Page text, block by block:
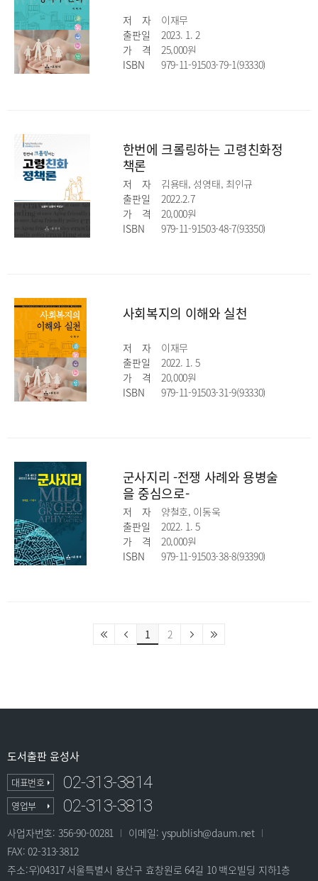
저 자
이재무
출판일
2023. 1. 2
가
격
25,000원
ISBN
979-11-91503-79-1(93330)
한번에 크롤링하는 고령친화정
책론
저 자
김용태, 성영태, 최인규
출판일
2022.2.7
가
격
20,000원
ISBN
979-11-91503-48-7(93350)
사회복지의 이해와 실천
저 자
이재무
출판일
2022. 1. 5
가
격
20,000원
ISBN
979-11-91503-31-9(93330)
군사지리 -전쟁 사례와 용병술
을 중심으로-
저 자
양철호, 이동욱
출판일
2022. 1. 5
가
격
20,000원
ISBN
979-11-91503-38-8(93390)
1 2
도서출판 윤성사
대표번호 02-313-3814
영업부 02-313-3813
사업자번호: 356-90-00281
이메일: yspublish@daum.net
FAX: 02-313-3812
주소:우)04317 서울특별시 용산구 효창원로 64길 10 백오빌딩 지하1층